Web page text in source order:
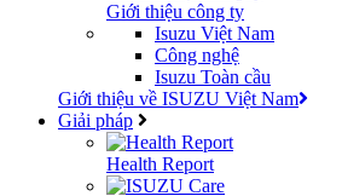
Giới thiệu công ty
Isuzu Việt Nam
Công nghệ
Isuzu Toàn cầu
Giới thiệu về ISUZU Việt Nam
Giải pháp
Health Report